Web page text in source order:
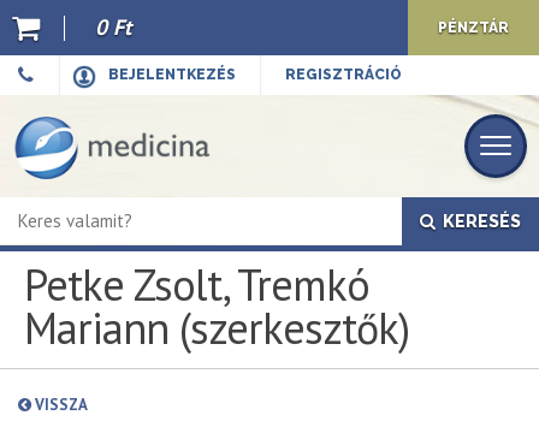
BEJELENTKEZÉS REGISZTRÁCIÓ
0 Ft PÉNZTÁR
KERESÉS
Petke Zsolt, Tremkó
Mariann (szerkesztők)
VISSZA
Ajánló
Kiadványaink
E-book
Újdonságok
Akciók
Előkészületben